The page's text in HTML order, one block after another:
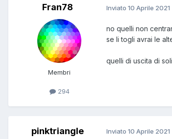
Fran78
Membri
294
Inviato 10 Aprile 2021
no quelli non
se li togli avrai le
quelli di uscita di
pinktriangle Inviato 10 Aprile 2021